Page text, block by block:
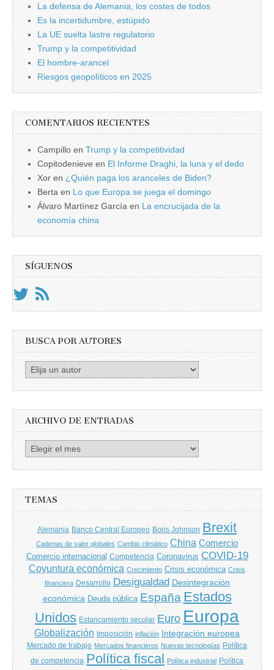
La defensa de Alemania, los costes de todos
Es la incertidumbre, estúpido
La UE suelta lastre regulatorio
Trump y la competitividad
El hombre-arancel
Riesgos geopolíticos en 2025
COMENTARIOS RECIENTES
Campillo en Trump y la competitividad
Copitodenieve en El Informe Draghi, la luna y el dedo
Xor en ¿Quién paga los aranceles de Biden?
Berta en Lo que Europa se juega el domingo
Álvaro Martínez García en La encrucijada de la
economía china
SÍGUENOS
BUSCA POR AUTORES
Busca
ARCHIVO DE ENTRADAS
Archivo
TEMAS
Alemania Banco Central Europeo Boris Johnson Brexit
Cadenas de valor globales Cambio climático China Comercio
Comercio internacional Competencia Coronavirus COVID-19
Coyuntura económica Crecimiento Crisis económica Crisis
financiera
Desarrollo Desigualdad Desintegración
económica Deuda pública España Estados
Unidos Estancamiento secular Euro Europa
Globalización Imposición inflación Integración europea
Mercado de trabajo Mercados financieros Nuevas tecnologías Política
de competencia Política fiscal Política industrial Política